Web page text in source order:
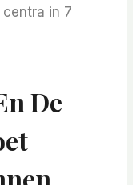
in 7
De